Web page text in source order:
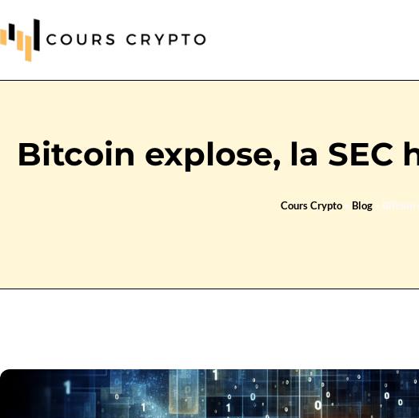
Bitcoin explose, la SEC
Cours Crypto» Blog» Bitcoin